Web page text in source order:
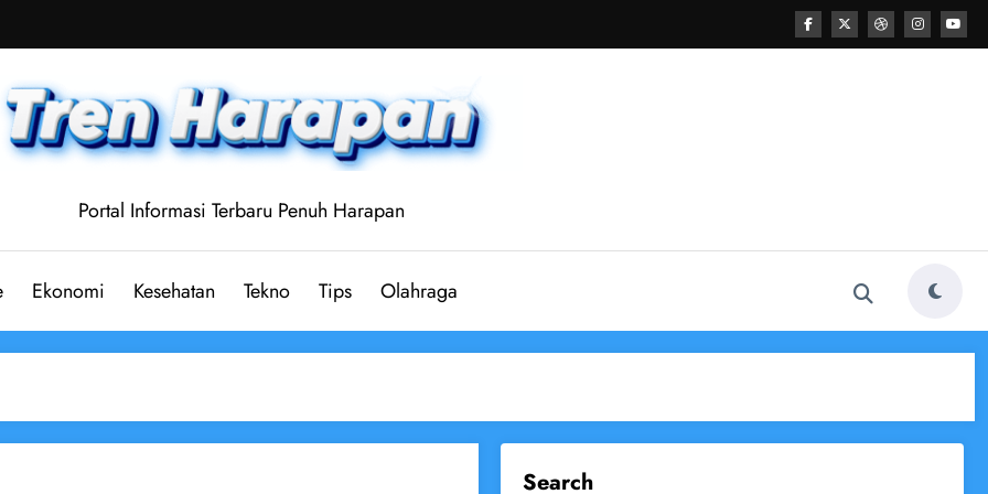
Portal Informasi Terbaru Penuh Harapan
Ekonomi Kesehatan Tekno Tips Olahraga
Search